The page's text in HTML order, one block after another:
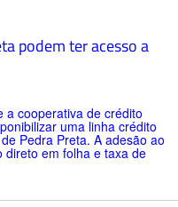
podem ter acesso a
a cooperativa de crédito
uma linha crédito
Pedra Preta. A adesão ao
direto em folha e taxa de